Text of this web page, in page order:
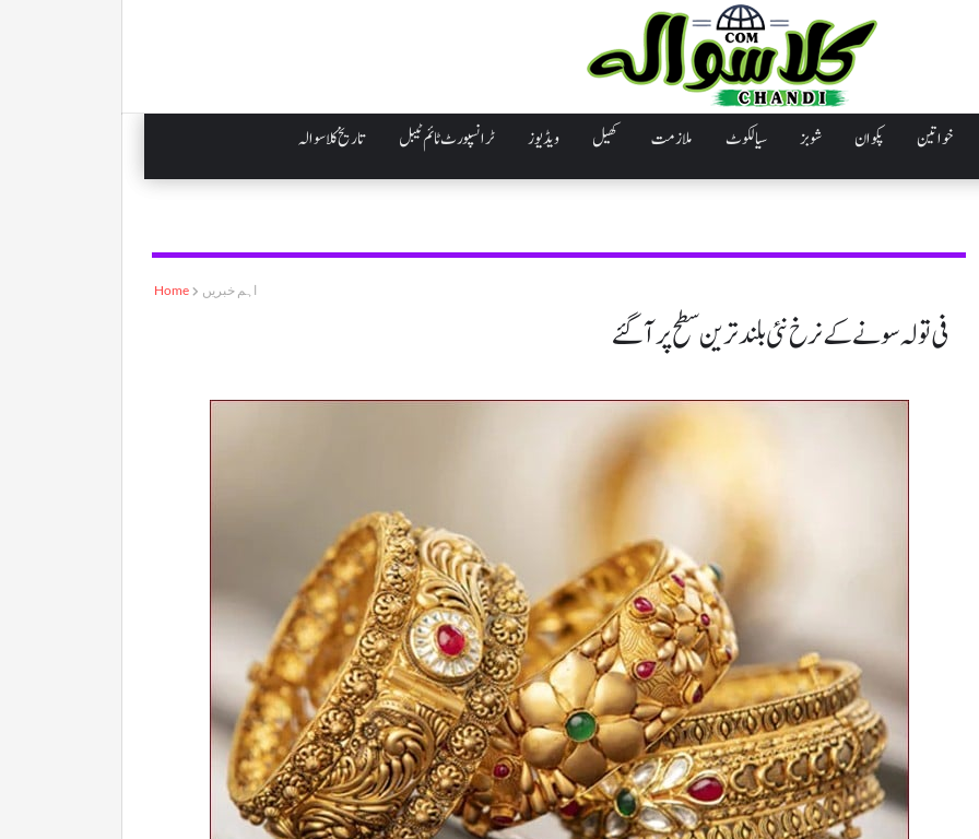
خواتین پکوان شوبز سیالکوٹ ملازمت کھیل ویڈیوز ٹرانسپورٹ ٹائم ٹیبل تاریخ کلاسوالہ
Home اہم خبریں
فی تولہ سونے کے نرخ نئی بلندترین سطح پرآ گئے